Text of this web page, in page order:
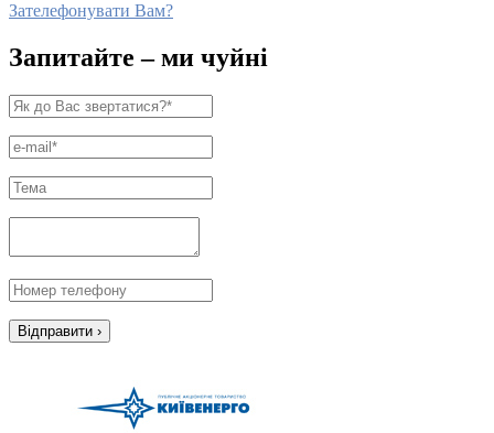
Зателефонувати Вам?
Запитайте – ми чуйні